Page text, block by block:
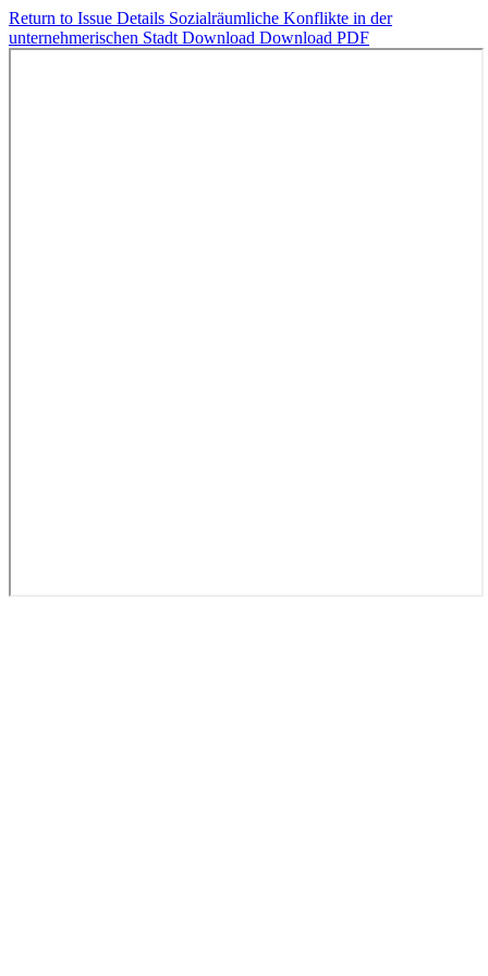
Return to Issue Details Sozialräumliche Konflikte in der
unternehmerischen Stadt Download Download PDF